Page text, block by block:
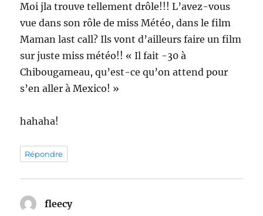
Moi jla trouve tellement drôle!!! L’avez-vous
vue dans son rôle de miss Météo, dans le film
Maman last call? Ils vont d’ailleurs faire un film
sur juste miss météo!! « Il fait -30 à
Chibougameau, qu’est-ce qu’on attend pour
s’en aller à Mexico! »
hahaha!
Répondre
fleecydit :